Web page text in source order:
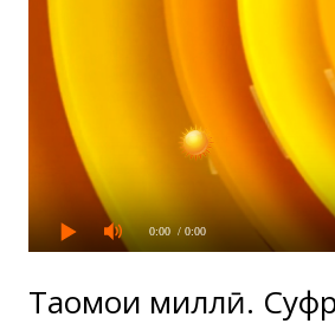
0:00 / 0:00
Таомҳои миллӣ.